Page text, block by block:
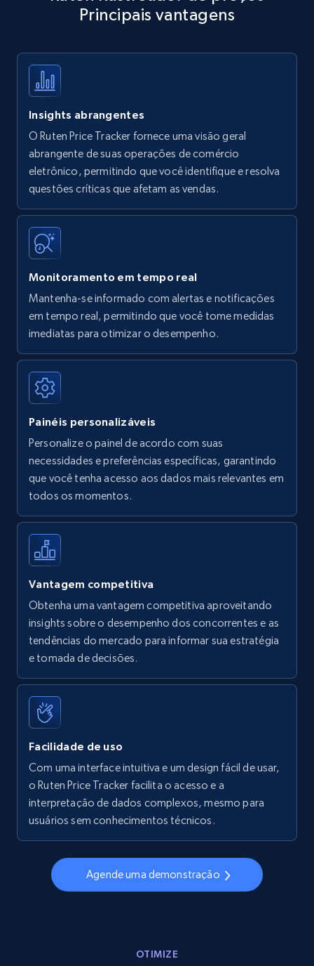
Title, Seller name, Brand, Description, Initial
35.3K+
Amazon products - find products by using
upc numbers
Title, Seller name, Brand, Description, Initial
price, Currency, Availability, Reviews count, and
35.3K+
Amazon Reviews
URL, Product name, Product rating, Product
Author name, Asin, and more.
7.4K+ 870+
Walmart - products
Specifications, Image urls, Top reviews, and
more.
5.6K+ 875+
Walmart - products - Find new products by
using specific category URL
URL, Final price, Sku, Currency, Gtin,
Specifications, Image urls, Top reviews, and
more.
Walmart - products - Collects products by
specific keywords
URL, Final price, Sku, Currency, Gtin,
Specifications, Image urls, Top reviews, and
Principais vantagens
Insights abrangentes
O Ruten Price Tracker fornece uma visão geral
abrangente de suas operações de comércio
eletrônico, permitindo que você identifique e resolva
questões críticas que afetam as vendas.
Monitoramento em tempo real
Mantenha-se informado com alertas e notificações
em tempo real, permitindo que você tome medidas
imediatas para otimizar o desempenho.
Painéis personalizáveis
Personalize o painel de acordo com suas
necessidades e preferências específicas, garantindo
que você tenha acesso aos dados mais relevantes em
todos os momentos.
Vantagem competitiva
Obtenha uma vantagem competitiva aproveitando
insights sobre o desempenho dos concorrentes e as
tendências do mercado para informar sua estratégia
e tomada de decisões.
Facilidade de uso
Com uma interface intuitiva e um design fácil de usar,
o Ruten Price Tracker facilita o acesso e a
interpretação de dados complexos, mesmo para
usuários sem conhecimentos técnicos.
Agende uma demonstração
OTIMIZE